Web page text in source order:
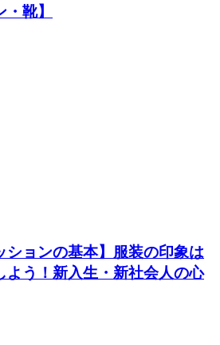
・靴】
ションの基本】服装の印象は
よう！新入生・新社会人の心